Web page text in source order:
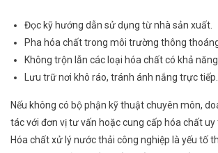
Đọc kỹ hướng dẫn sử dụng từ nhà sản xuất.
Pha hóa chất trong môi trường thông
Không trộn lẫn các loại hóa chất có khả
Lưu trữ nơi khô ráo, tránh ánh nắng trực tiếp.
Nếu không có bộ phận kỹ thuật chuyên môn,
tác với đơn vị tư vấn hoặc cung cấp hóa chất uy
Hóa chất xử lý nước thải công nghiệp là yếu tố